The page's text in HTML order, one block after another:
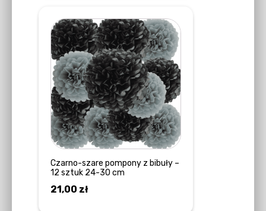
Czarno-szare pompony z bibuły –
12 sztuk 24-30 cm
21,00 zł